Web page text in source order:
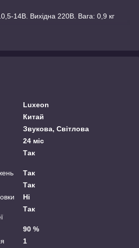
14В. Вихідна 220В. Вага: 0,9 кг
Luxeon
Китай
Звукова, Світлова
24 міс
Так
Так
Так
Ні
Так
90 %
1